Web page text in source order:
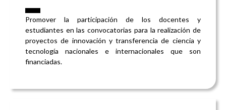
Promover la participación de los docentes y
estudiantes en las convocatorias para la realización de
proyectos de innovación y transferencia de ciencia y
tecnología nacionales e internacionales que son
financiadas.